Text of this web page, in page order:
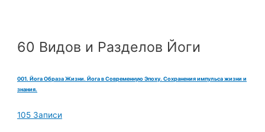
60 Видов и Разделов Йоги
001. Йога Образа Жизни. Йога в Современную Эпоху. Сохранения импульса жизни и
знания.
105 Записи